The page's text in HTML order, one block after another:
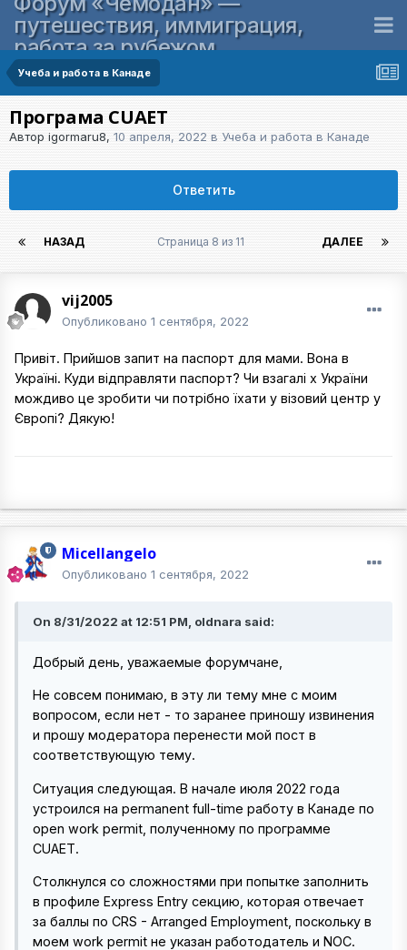
путешествия, иммиграция,
работа за рубежом
Учеба и работа в Канаде
Програма CUAET
Автор igormaru8, 10 апреля, 2022 в Учеба и работа в Канаде
Ответить
НАЗАД ДАЛЕЕ
Страница 8 из 11
vij2005
Опубликовано 1 сентября, 2022
Привіт. Прийшов запит на паспорт для мами. Вона в
Україні. Куди відправляти паспорт? Чи взагалі х України
мождиво це зробити чи потрібно їхати у візовий центр у
Європі? Дякую!
Micellangelo
Опубликовано 1 сентября, 2022
On 8/31/2022 at 12:51 PM, oldnara said:
Добрый день, уважаемые форумчане,
Не совсем понимаю, в эту ли тему мне с моим
вопросом, если нет - то заранее приношу извинения
и прошу модератора перенести мой пост в
соответствующую тему.
Ситуация следующая. В начале июля 2022 года
устроился на permanent full-time работу в Канаде по
open work permit, полученному по программе
CUAET.
Столкнулся со сложностями при попытке заполнить
в профиле Express Entry секцию, которая отвечает
за баллы по CRS - Arranged Employment, поскольку в
моем work permit не указан работодатель и NOC.